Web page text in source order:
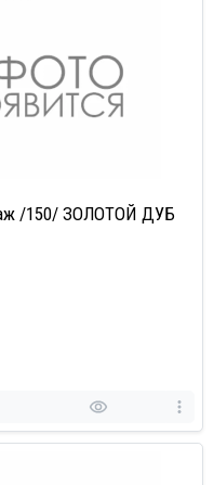
/150/ ЗОЛОТОЙ ДУБ